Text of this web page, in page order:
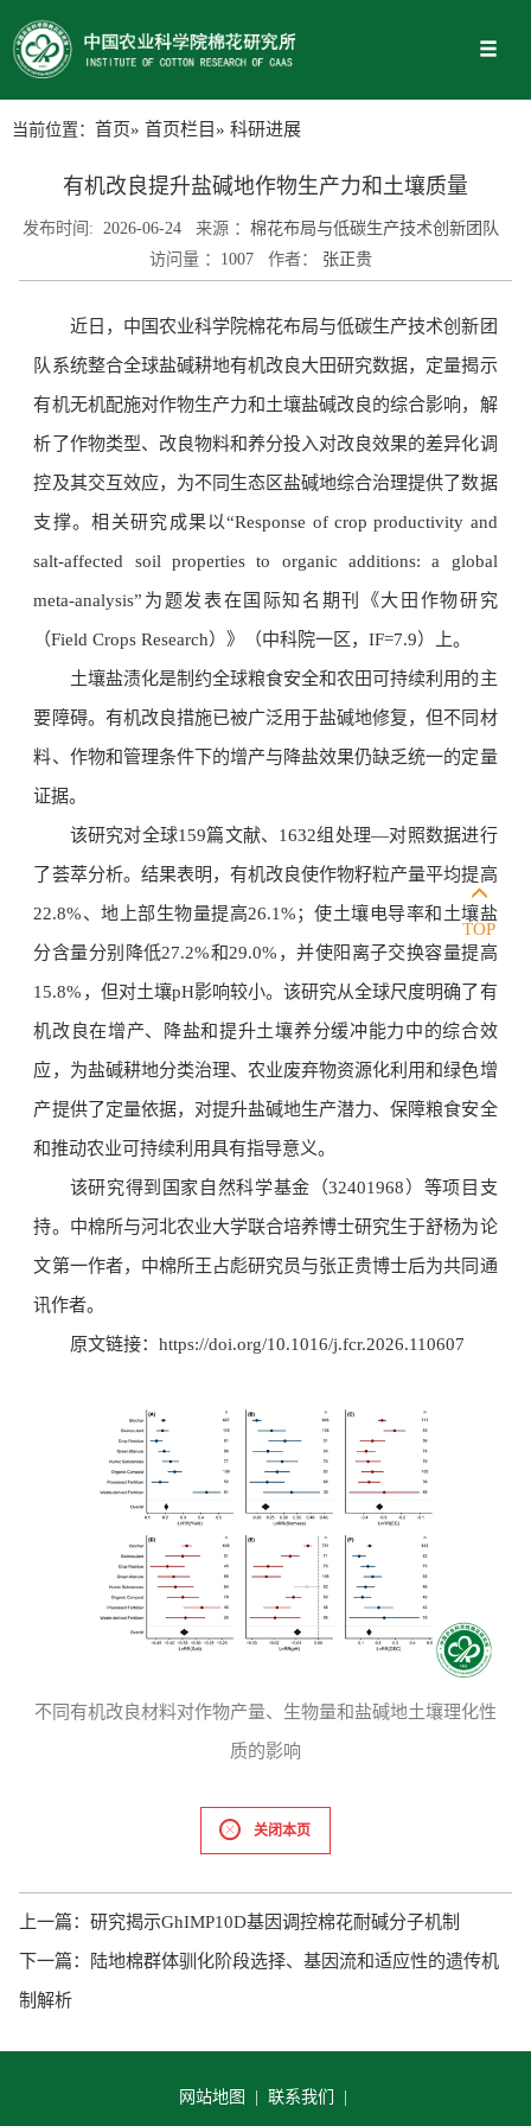
当前位置： 首页» 首页栏目» 科研进展
有机改良提升盐碱地作物生产力和土壤质量
发布时间: 2026-06-24 来源 ：棉花布局与低碳生产技术创新团队
访问量 ： 1007 作者： 张正贵
近日，中国农业科学院棉花布局与低碳生产技术创新团
队系统整合全球盐碱耕地有机改良大田研究数据，定量揭示
有机无机配施对作物生产力和土壤盐碱改良的综合影响，解
析了作物类型、改良物料和养分投入对改良效果的差异化调
控及其交互效应，为不同生态区盐碱地综合治理提供了数据
支撑。相关研究成果以“Response of crop productivity and
salt-affected soil properties to organic additions: a global
meta-analysis”为题发表在国际知名期刊《大田作物研究
（Field Crops Research）》（中科院一区，IF=7.9）上。
土壤盐渍化是制约全球粮食安全和农田可持续利用的主
要障碍。有机改良措施已被广泛用于盐碱地修复，但不同材
料、作物和管理条件下的增产与降盐效果仍缺乏统一的定量
证据。
该研究对全球159篇文献、1632组处理—对照数据进行
了荟萃分析。结果表明，有机改良使作物籽粒产量平均提高
22.8%、地上部生物量提高26.1%；使土壤电导率和土壤盐
分含量分别降低27.2%和29.0%，并使阳离子交换容量提高
15.8%，但对土壤pH影响较小。该研究从全球尺度明确了有
机改良在增产、降盐和提升土壤养分缓冲能力中的综合效
应，为盐碱耕地分类治理、农业废弃物资源化利用和绿色增
产提供了定量依据，对提升盐碱地生产潜力、保障粮食安全
和推动农业可持续利用具有指导意义。
该研究得到国家自然科学基金（32401968）等项目支
持。中棉所与河北农业大学联合培养博士研究生于舒杨为论
文第一作者，中棉所王占彪研究员与张正贵博士后为共同通
讯作者。
原文链接：https://doi.org/10.1016/j.fcr.2026.110607
不同有机改良材料对作物产量、生物量和盐碱地土壤理化性
质的影响
关闭本页
上一篇： 研究揭示GhIMP10D基因调控棉花耐碱分子机制
下一篇： 陆地棉群体驯化阶段选择、基因流和适应性的遗传机
制解析
网站地图 | 联系我们 |
TOP